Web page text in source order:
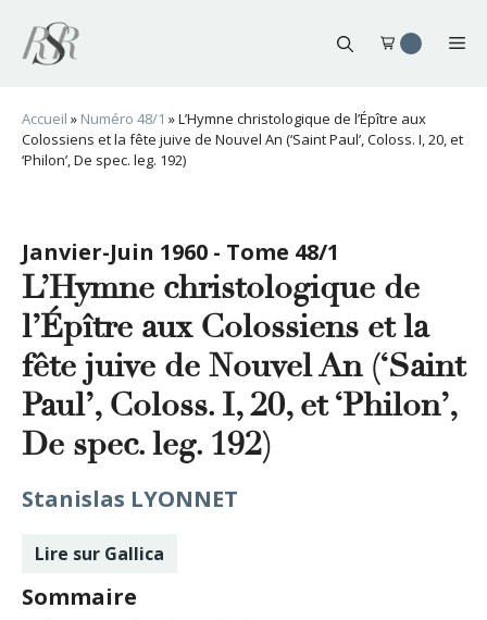
contenu
Accueil » Numéro 48/1 »L’Hymne christologique de l’Épître aux
Colossiens et la fête juive de Nouvel An (‘Saint Paul’, Coloss. I, 20, et
‘Philon’, De spec. leg. 192)
Janvier-Juin 1960 - Tome 48/1
L’Hymne christologique de
l’Épître aux Colossiens et la
fête juive de Nouvel An (‘Saint
Paul’, Coloss. I, 20, et ‘Philon’,
De spec. leg. 192)
Stanislas LYONNET
Lire sur Gallica
Sommaire